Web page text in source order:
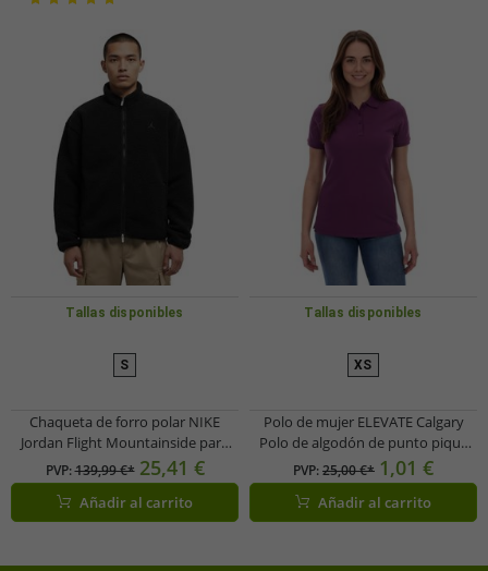
Tallas disponibles
S
Chaqueta de forro polar NIKE
Jordan Flight Mountainside para
hombre con cuello alto, chaqueta
de piel sintética, chaqueta de
transición FV7448-010 negra
PVP:139,99 €* 25,41 €
Añadir al carrito
Tallas disponibles
XS
Polo de mujer ELEVATE Calgary
Polo de algodón de punto piqué
de 200 g/m² 3808138 Morado
PVP:25,00 €* 1,01 €
Añadir al carrito